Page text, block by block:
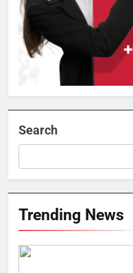
Search
Trending News